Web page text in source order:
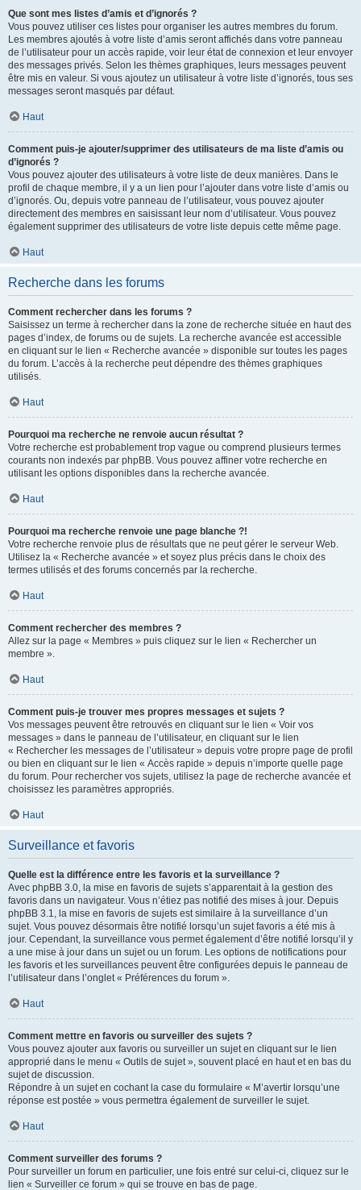
Que sont mes listes d’amis et d’ignorés ?
Vous pouvez utiliser ces listes pour organiser les autres membres du forum.
Les membres ajoutés à votre liste d’amis seront affichés dans votre panneau
de l’utilisateur pour un accès rapide, voir leur état de connexion et leur envoyer
des messages privés. Selon les thèmes graphiques, leurs messages peuvent
être mis en valeur. Si vous ajoutez un utilisateur à votre liste d’ignorés, tous ses
messages seront masqués par défaut.
Haut
Comment puis-je ajouter/supprimer des utilisateurs de ma liste d’amis ou
d’ignorés ?
Vous pouvez ajouter des utilisateurs à votre liste de deux manières. Dans le
profil de chaque membre, il y a un lien pour l’ajouter dans votre liste d’amis ou
d’ignorés. Ou, depuis votre panneau de l’utilisateur, vous pouvez ajouter
directement des membres en saisissant leur nom d’utilisateur. Vous pouvez
également supprimer des utilisateurs de votre liste depuis cette même page.
Haut
Recherche dans les forums
Comment rechercher dans les forums ?
Saisissez un terme à rechercher dans la zone de recherche située en haut des
pages d’index, de forums ou de sujets. La recherche avancée est accessible
en cliquant sur le lien « Recherche avancée » disponible sur toutes les pages
du forum. L’accès à la recherche peut dépendre des thèmes graphiques
utilisés.
Haut
Pourquoi ma recherche ne renvoie aucun résultat ?
Votre recherche est probablement trop vague ou comprend plusieurs termes
courants non indexés par phpBB. Vous pouvez affiner votre recherche en
utilisant les options disponibles dans la recherche avancée.
Haut
Pourquoi ma recherche renvoie une page blanche ?!
Votre recherche renvoie plus de résultats que ne peut gérer le serveur Web.
Utilisez la « Recherche avancée » et soyez plus précis dans le choix des
termes utilisés et des forums concernés par la recherche.
Haut
Comment rechercher des membres ?
Allez sur la page « Membres » puis cliquez sur le lien « Rechercher un
membre ».
Haut
Comment puis-je trouver mes propres messages et sujets ?
Vos messages peuvent être retrouvés en cliquant sur le lien « Voir vos
messages » dans le panneau de l’utilisateur, en cliquant sur le lien
« Rechercher les messages de l’utilisateur » depuis votre propre page de profil
ou bien en cliquant sur le lien « Accès rapide » depuis n’importe quelle page
du forum. Pour rechercher vos sujets, utilisez la page de recherche avancée et
choisissez les paramètres appropriés.
Haut
Surveillance et favoris
Quelle est la différence entre les favoris et la surveillance ?
Avec phpBB 3.0, la mise en favoris de sujets s’apparentait à la gestion des
favoris dans un navigateur. Vous n’étiez pas notifié des mises à jour. Depuis
phpBB 3.1, la mise en favoris de sujets est similaire à la surveillance d’un
sujet. Vous pouvez désormais être notifié lorsqu’un sujet favoris a été mis à
jour. Cependant, la surveillance vous permet également d’être notifié lorsqu’il y
a une mise à jour dans un sujet ou un forum. Les options de notifications pour
les favoris et les surveillances peuvent être configurées depuis le panneau de
l’utilisateur dans l’onglet « Préférences du forum ».
Haut
Comment mettre en favoris ou surveiller des sujets ?
Vous pouvez ajouter aux favoris ou surveiller un sujet en cliquant sur le lien
approprié dans le menu « Outils de sujet », souvent placé en haut et en bas du
sujet de discussion.
Répondre à un sujet en cochant la case du formulaire « M’avertir lorsqu’une
réponse est postée » vous permettra également de surveiller le sujet.
Haut
Comment surveiller des forums ?
Pour surveiller un forum en particulier, une fois entré sur celui-ci, cliquez sur le
lien « Surveiller ce forum » qui se trouve en bas de page.